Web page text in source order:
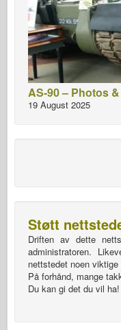
AS-90 – Photos
19 August 2025
Støtt
Driften av dette
administratoren.
nettstedet noen viktige
På forhånd, mange
Du kan gi det du vil ha!